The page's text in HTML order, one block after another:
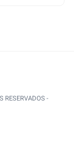
RESERVADOS -